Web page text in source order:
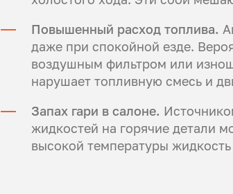
Повышенный расход топлива.
даже при спокойной езде.
воздушным фильтром или
нарушает топливную смесь и
Запах гари в салоне.
жидкостей на горячие детали
высокой температуры